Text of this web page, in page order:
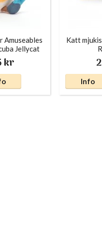
Amuseables
Jellycat
kr
Katt
Info